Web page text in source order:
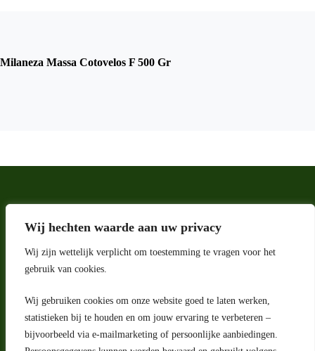
Wij hechten waarde aan uw privacy
Wij zijn wettelijk verplicht om toestemming te vragen voor het
gebruik van cookies.
Wij gebruiken cookies om onze website goed te laten werken,
statistieken bij te houden en om jouw ervaring te verbeteren –
bijvoorbeeld via e-mailmarketing of persoonlijke aanbiedingen.
Milaneza Massa Cotovelos F 500 Gr
Adres
Riga 4 E